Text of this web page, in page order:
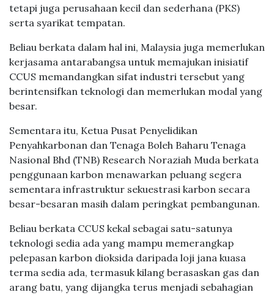
tetapi juga perusahaan kecil dan sederhana (PKS)
serta syarikat tempatan.
Beliau berkata dalam hal ini, Malaysia juga memerlukan
kerjasama antarabangsa untuk memajukan inisiatif
CCUS memandangkan sifat industri tersebut yang
berintensifkan teknologi dan memerlukan modal yang
besar.
Sementara itu, Ketua Pusat Penyelidikan
Penyahkarbonan dan Tenaga Boleh Baharu Tenaga
Nasional Bhd (TNB) Research Noraziah Muda berkata
penggunaan karbon menawarkan peluang segera
sementara infrastruktur sekuestrasi karbon secara
besar-besaran masih dalam peringkat pembangunan.
Beliau berkata CCUS kekal sebagai satu-satunya
teknologi sedia ada yang mampu memerangkap
pelepasan karbon dioksida daripada loji jana kuasa
terma sedia ada, termasuk kilang berasaskan gas dan
arang batu, yang dijangka terus menjadi sebahagian